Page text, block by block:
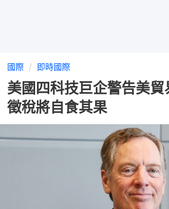
國際 即時國際
美國四科技巨企警告美
徵稅將自食其果